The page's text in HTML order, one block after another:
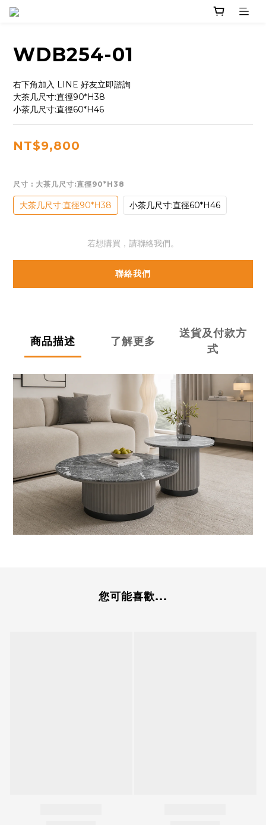
WDB254-01
右下角加入 LINE 好友立即諮詢
大茶几尺寸:直徑90*H38
小茶几尺寸:直徑60*H46
NT$9,800
尺寸 : 大茶几尺寸:直徑90*H38
大茶几尺寸:直徑90*H38 小茶几尺寸:直徑60*H46
若想購買，請聯絡我們。
聯絡我們
商品描述 了解更多
送貨及付款方
式
您可能喜歡...